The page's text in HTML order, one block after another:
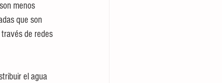
menos
que son
de redes
el agua